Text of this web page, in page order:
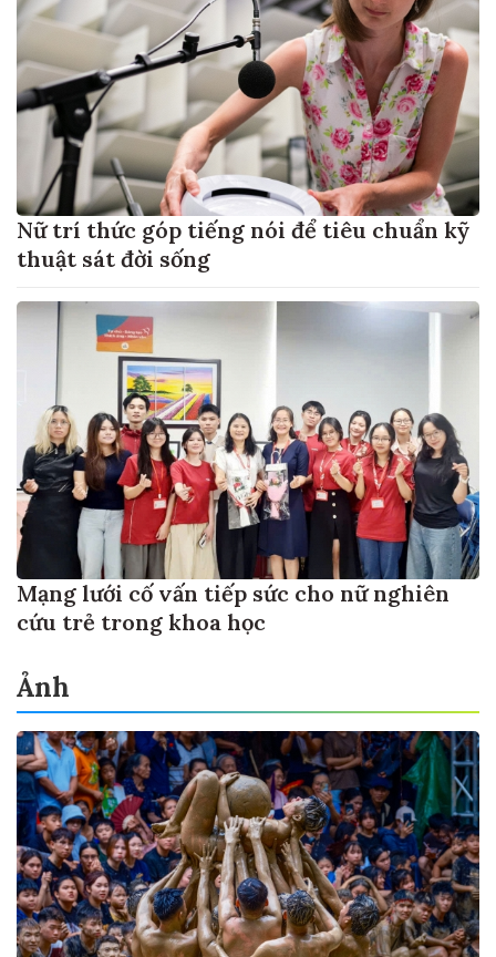
Nữ trí thức góp tiếng nói để tiêu chuẩn kỹ
thuật sát đời sống
Mạng lưới cố vấn tiếp sức cho nữ nghiên
cứu trẻ trong khoa học
Ảnh